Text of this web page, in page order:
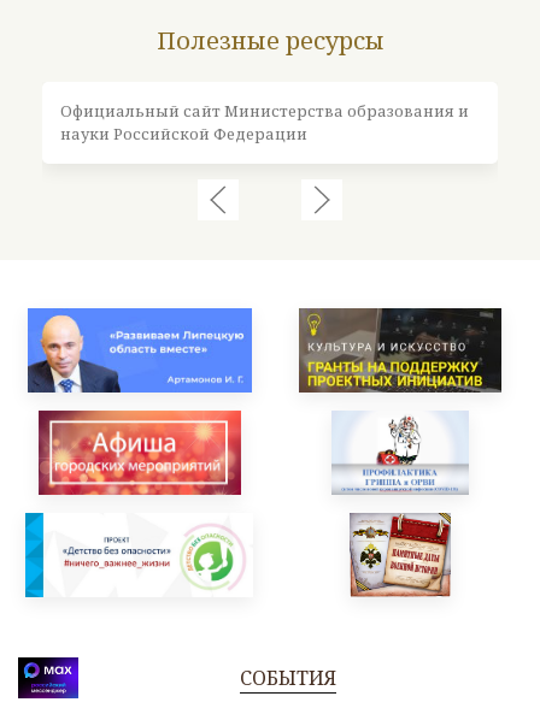
Полезные ресурсы
Официальный сайт Министерства образования и
науки Российской Федерации
СОБЫТИЯ